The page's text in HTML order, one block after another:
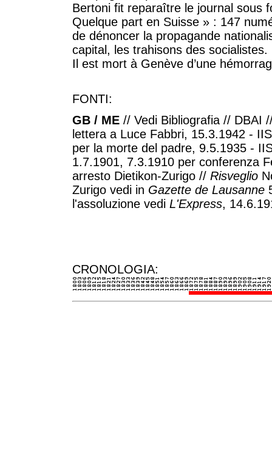
Bertoni fit reparaître le journal sous
Quelque part en Suisse » : 147
de dénoncer la propagande
capital, les trahisons des socialistes.
Il est mort à Genève d’une
FONTI:
GB / ME // Vedi Bibliografia // DBAI
lettera a Luce Fabbri, 15.3.1942 -
per la morte del padre, 9.5.1935 -
1.7.1901, 7.3.1910 per conferenza
arresto Dietikon-Zurigo // Risveglio
Zurigo vedi in Gazette de Lausanne
l'assoluzione vedi L'Express,
CRONOLOGIA: